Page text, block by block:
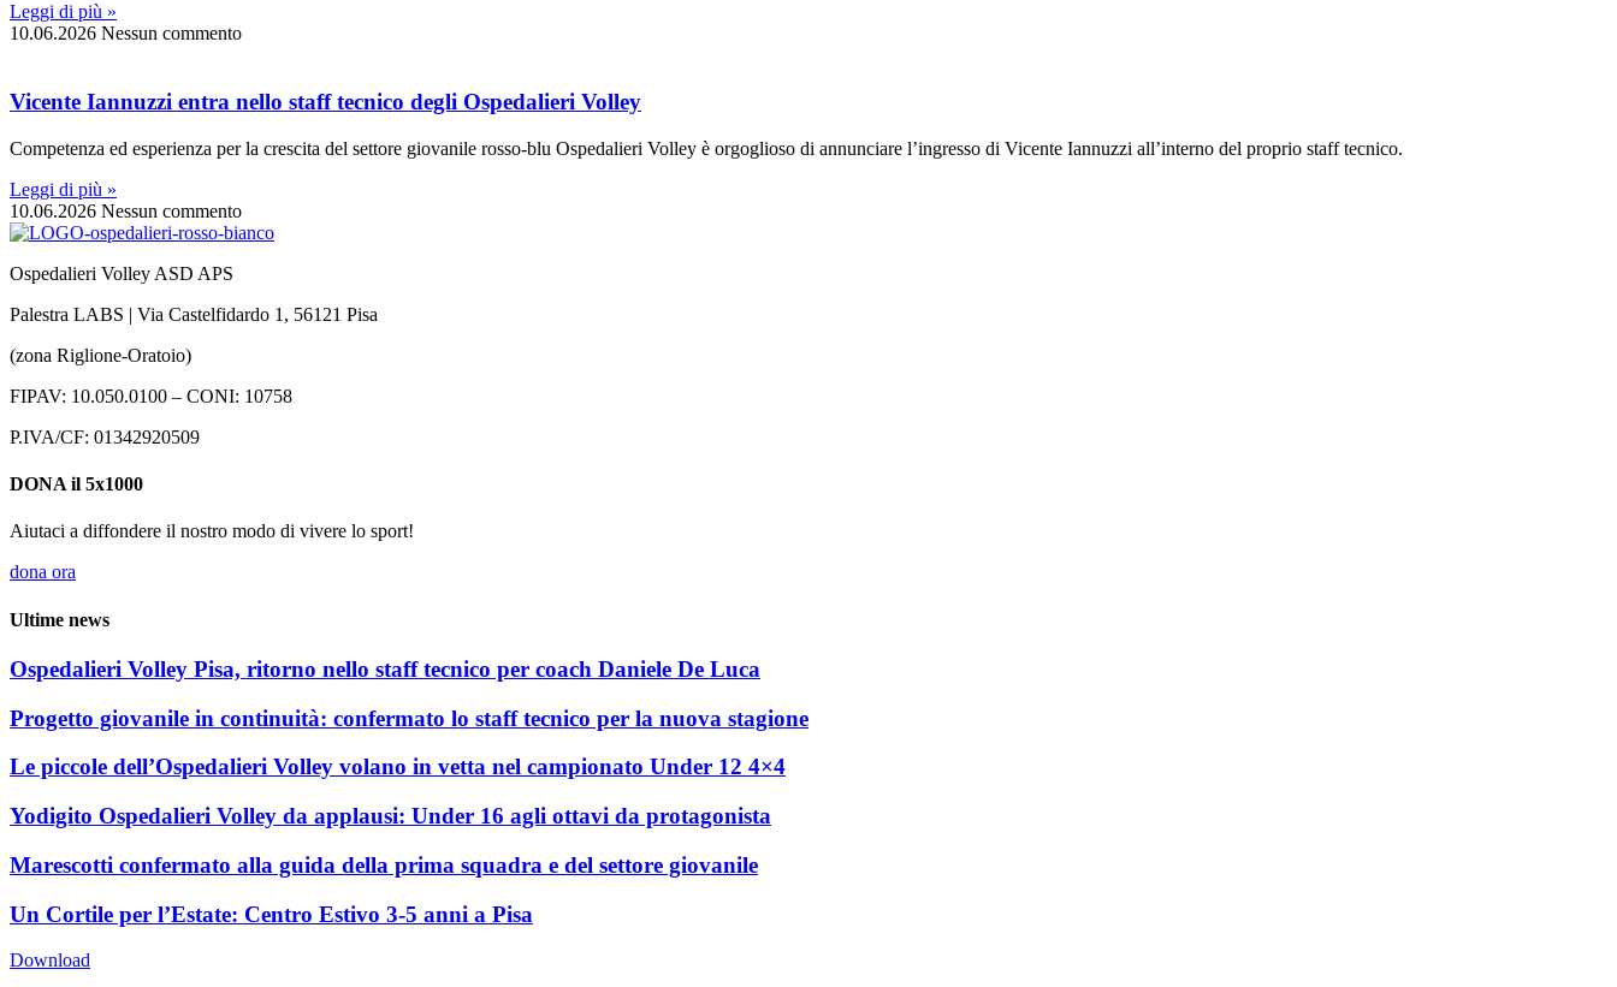
Leggi di più »
10.06.2026 Nessun commento
Vicente Iannuzzi entra nello staff tecnico degli Ospedalieri Volley
Competenza ed esperienza per la crescita del settore giovanile rosso-blu Ospedalieri Volley è orgoglioso di annunciare l’ingresso di Vicente Iannuzzi all’interno del proprio staff tecnico.
Leggi di più »
10.06.2026 Nessun commento
Ospedalieri Volley ASD APS
Palestra LABS | Via Castelfidardo 1, 56121 Pisa
(zona Riglione-Oratoio)
FIPAV: 10.050.0100 – CONI: 10758
P.IVA/CF: 01342920509
DONA il 5x1000
Aiutaci a diffondere il nostro modo di vivere lo sport!
dona ora
Ultime news
Ospedalieri Volley Pisa, ritorno nello staff tecnico per coach Daniele De Luca
Progetto giovanile in continuità: confermato lo staff tecnico per la nuova stagione
Le piccole dell’Ospedalieri Volley volano in vetta nel campionato Under 12 4×4
Yodigito Ospedalieri Volley da applausi: Under 16 agli ottavi da protagonista
Marescotti confermato alla guida della prima squadra e del settore giovanile
Un Cortile per l’Estate: Centro Estivo 3-5 anni a Pisa
Download